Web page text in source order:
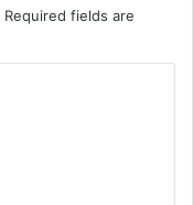
Required fields are